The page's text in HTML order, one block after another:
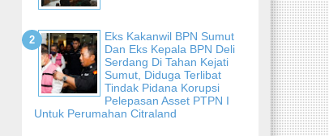
Eks Kakanwil BPN Sumut
Dan Eks Kepala BPN Deli
Serdang Di Tahan Kejati
Sumut, Diduga Terlibat
Tindak Pidana Korupsi
Pelepasan Asset PTPN I
Untuk Perumahan Citraland